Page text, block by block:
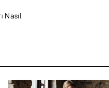
Nasıl